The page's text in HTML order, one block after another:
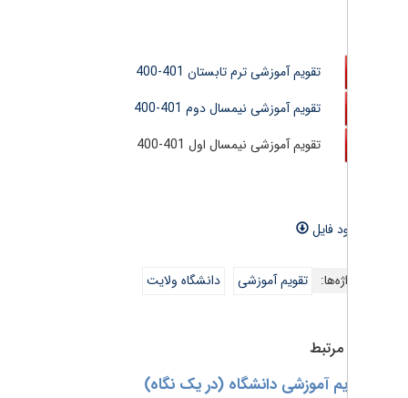
تقویم آموزشی ترم تابستان 401-400
تقویم آموزشی نیمسال دوم 401-400
تقویم آموزشی نیمسال اول 401-400
تقویم آموزشی دانشگاه ولایت
آموزشی دانشگاه (در یک نگاه)